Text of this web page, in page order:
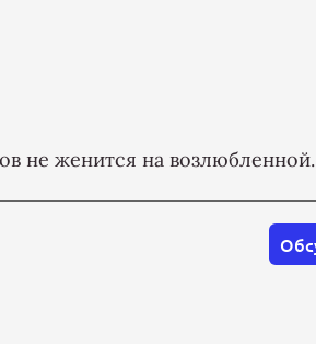
не женится на возлюбленной.